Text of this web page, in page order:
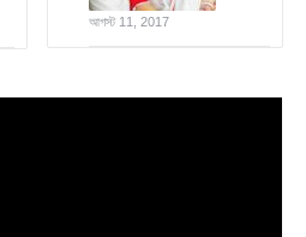
আগস্ট 11, 2017